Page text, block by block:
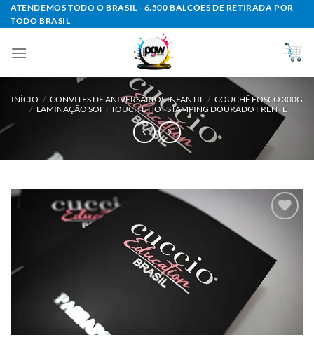
Skip
to
ATENDEMOS TODO O BRASIL - 6.500 BALCÕES DE RETIRADA POR
TODO BRASIL
INÍCIO / CONVITES DE ANIVERSÁRIOS INFANTIL / COUCHÊ FOSCO 300G
/ LAMINAÇÃO SOFT TOUCH E HOT STAMPING DOURADO FRENTE
Add to
wishlist